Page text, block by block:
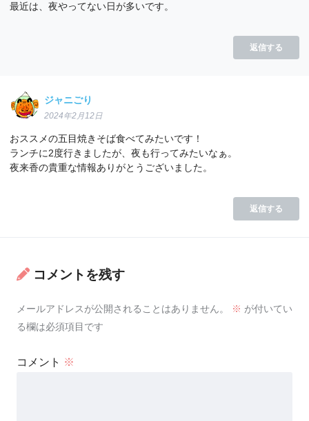
最近は、夜やってない日が多いです。
返信する
ジャニごり
2024年2月12日
おススメの五目焼きそば食べてみたいです！
ランチに2度行きましたが、夜も行ってみたいなぁ。
夜来香の貴重な情報ありがとうございました。
返信する
コメントを残す
メールアドレスが公開されることはありません。 ※ が付いてい
る欄は必須項目です
コメント ※